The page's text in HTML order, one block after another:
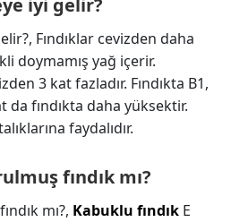
iyi gelir?
Fındıklar cevizden daha
doymamış yağ içerir.
3 kat fazladır. Fındıkta B1,
da fındıkta daha yüksektir.
faydalıdır.
fındık mı?
mı?, Kabuklu fındık E